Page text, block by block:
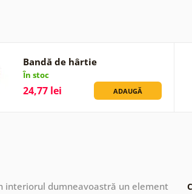
Bandă de hârtie
În stoc
24,77 lei ADAUGĂ
interiorul dumneavoastră un element